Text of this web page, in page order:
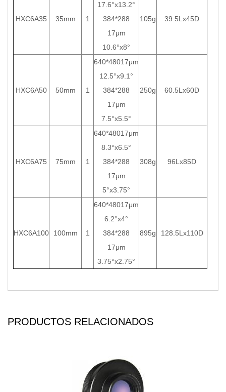
HXC6A35 35mm 1
17.6°x13.2°
384*288
17μm
10.6°x8°
105g 39.5Lx45D
HXC6A50 50mm 1
640*48017μm
12.5°x9.1°
384*288
17μm
7.5°x5.5°
250g 60.5Lx60D
HXC6A75 75mm 1
640*48017μm
8.3°x6.5°
384*288
17μm
5°x3.75°
308g 96Lx85D
HXC6A100 100mm 1
640*48017μm
6.2°x4°
384*288
17μm
3.75°x2.75°
895g 128.5Lx110D
PRODUCTOS RELACIONADOS